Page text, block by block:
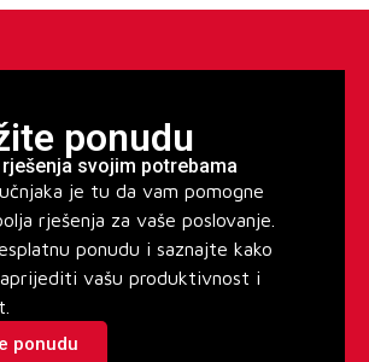
ponudu
svojim potrebama
je tu da vam pomogne
rješenja za vaše poslovanje.
ponudu i saznajte kako
vašu produktivnost i
ponudu